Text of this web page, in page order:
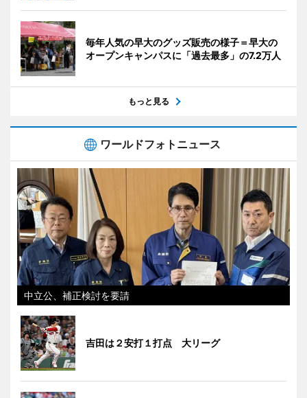
毎年人気の早大のグッズ販売の様子＝早大の
オープンキャンパスに「過去最多」の7.2万人
もっと見る
ワールドフォトニュース
中立公、補正検討を要請
吉田は２安打１打点 大リーグ